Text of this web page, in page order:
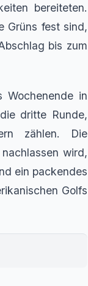
bereiteten.
Grüns fest sind,
bis zum
in
dritte Runde,
zählen. Die
wird,
ein packendes
Golfs